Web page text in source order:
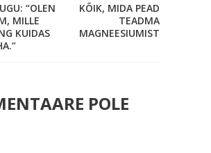
“OLEN
MILLE
KUIDAS
KÕIK, MIDA PEAD
TEADMA
MAGNEESIUMIST
POLE